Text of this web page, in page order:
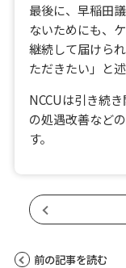
最後に、早稲田
ないためにも、
継続して届けら
ただきたい」と
NCCUは引き続
の処遇改善など
す。
前の記事を読む